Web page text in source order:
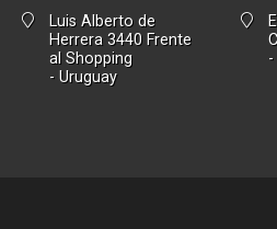
Luis Alberto de
Herrera 3440 Frente
al Shopping
- Uruguay